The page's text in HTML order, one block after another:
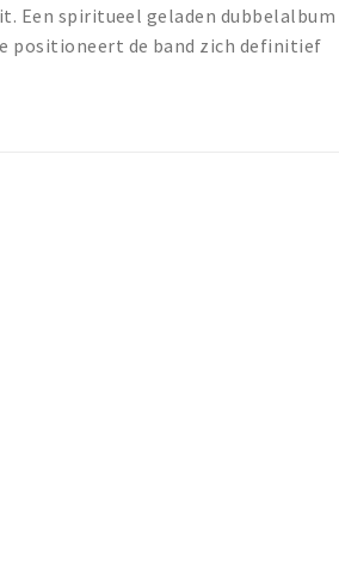
Een spiritueel geladen dubbelalbum
positioneert de band zich definitief